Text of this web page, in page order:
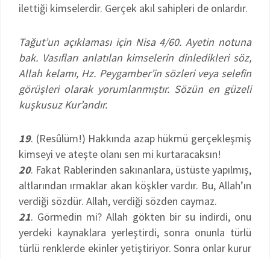
ilettiği kimselerdir. Gerçek akıl sahipleri de onlardır.
Tağut’un açıklaması için Nisa 4/60. Ayetin notuna
bak. Vasıfları anlatılan kimselerin dinledikleri söz,
Allah kelamı, Hz. Peygamber’in sözleri veya selefin
görüşleri olarak yorumlanmıştır. Sözün en güzeli
kuşkusuz Kur’andır.
19. (Resûlüm!) Hakkında azap hükmü gerçekleşmiş
kimseyi ve ateşte olanı sen mi kurtaracaksın!
20. Fakat Rablerinden sakınanlara, üstüste yapılmış,
altlarından ırmaklar akan köşkler vardır. Bu, Allah’ın
verdiği sözdür. Allah, verdiği sözden caymaz.
21. Görmedin mi? Allah gökten bir su indirdi, onu
yerdeki kaynaklara yerleştirdi, sonra onunla türlü
türlü renklerde ekinler yetiştiriyor. Sonra onlar kurur